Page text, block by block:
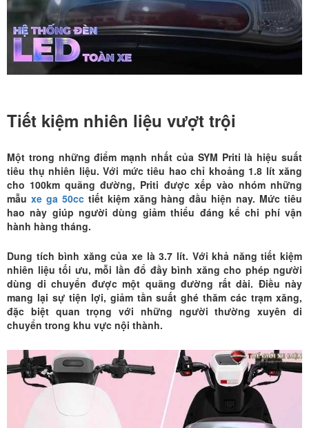
Tiết kiệm nhiên liệu vượt trội
Một trong những điểm mạnh nhất của SYM Priti là hiệu suất
tiêu thụ nhiên liệu. Với mức tiêu hao chỉ khoảng 1.8 lít xăng
cho 100km quãng đường, Priti được xếp vào nhóm những
mẫu xe ga 50cctiết kiệm xăng hàng đầu hiện nay. Mức tiêu
hao này giúp người dùng giảm thiểu đáng kể chi phí vận
hành hàng tháng.
Dung tích bình xăng của xe là 3.7 lít. Với khả năng tiết kiệm
nhiên liệu tối ưu, mỗi lần đổ đầy bình xăng cho phép người
dùng di chuyển được một quãng đường rất dài. Điều này
mang lại sự tiện lợi, giảm tần suất ghé thăm các trạm xăng,
đặc biệt quan trọng với những người thường xuyên di
chuyển trong khu vực nội thành.